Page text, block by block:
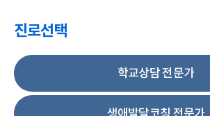
진로선택
학교상담 전문가